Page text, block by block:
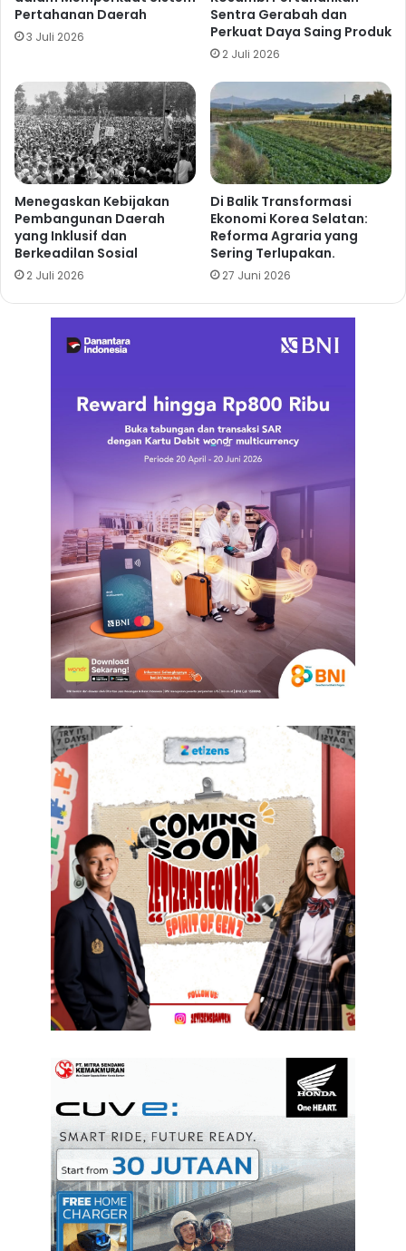
Pertahanan Daerah
3 Juli 2026
Sentra Gerabah dan
Perkuat Daya Saing Produk
2 Juli 2026
Menegaskan Kebijakan
Pembangunan Daerah
yang Inklusif dan
Berkeadilan Sosial
2 Juli 2026
Di Balik Transformasi
Ekonomi Korea Selatan:
Reforma Agraria yang
Sering Terlupakan.
27 Juni 2026